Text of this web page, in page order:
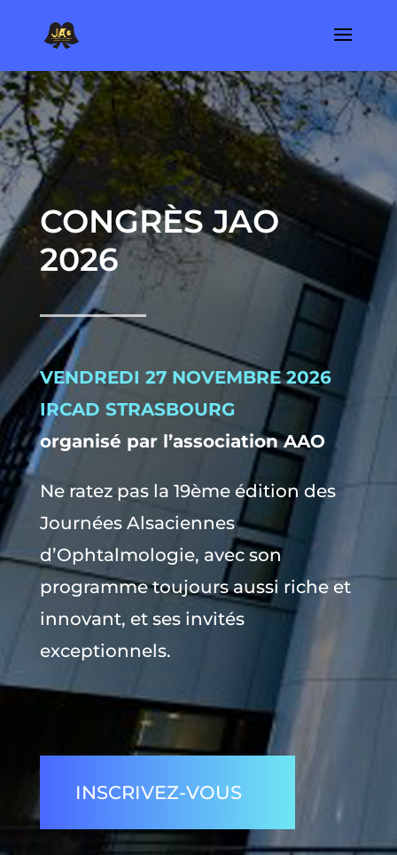
CONGRÈS JAO
2026
VENDREDI 27 NOVEMBRE 2026
IRCAD STRASBOURG
organisé par l’association AAO
Ne ratez pas la 19ème édition des
Journées Alsaciennes
d’Ophtalmologie, avec son
programme toujours aussi riche et
innovant, et ses invités
exceptionnels.
INSCRIVEZ-VOUS